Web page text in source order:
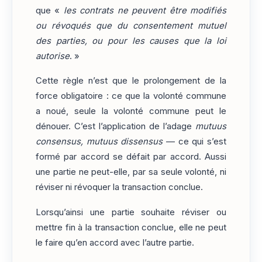
que « les contrats ne peuvent être modifiés
ou révoqués que du consentement mutuel
des parties, ou pour les causes que la loi
autorise. »
Cette règle n’est que le prolongement de la
force obligatoire : ce que la volonté commune
a noué, seule la volonté commune peut le
dénouer. C’est l’application de l’adage mutuus
consensus, mutuus dissensus— ce qui s’est
formé par accord se défait par accord. Aussi
une partie ne peut-elle, par sa seule volonté, ni
réviser ni révoquer la transaction conclue.
Lorsqu’ainsi une partie souhaite réviser ou
mettre fin à la transaction conclue, elle ne peut
le faire qu’en accord avec l’autre partie.